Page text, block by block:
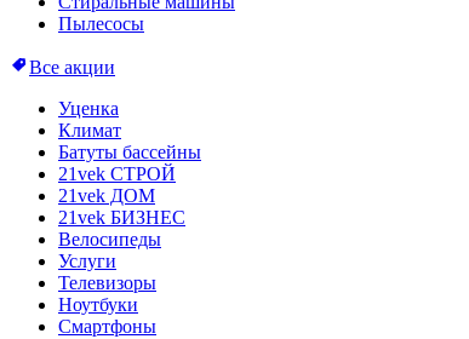
Пылесосы
Все акции
Уценка
Климат
Батуты бассейны
21vek СТРОЙ
21vek ДОМ
21vek БИЗНЕС
Велосипеды
Услуги
Телевизоры
Ноутбуки
Смартфоны